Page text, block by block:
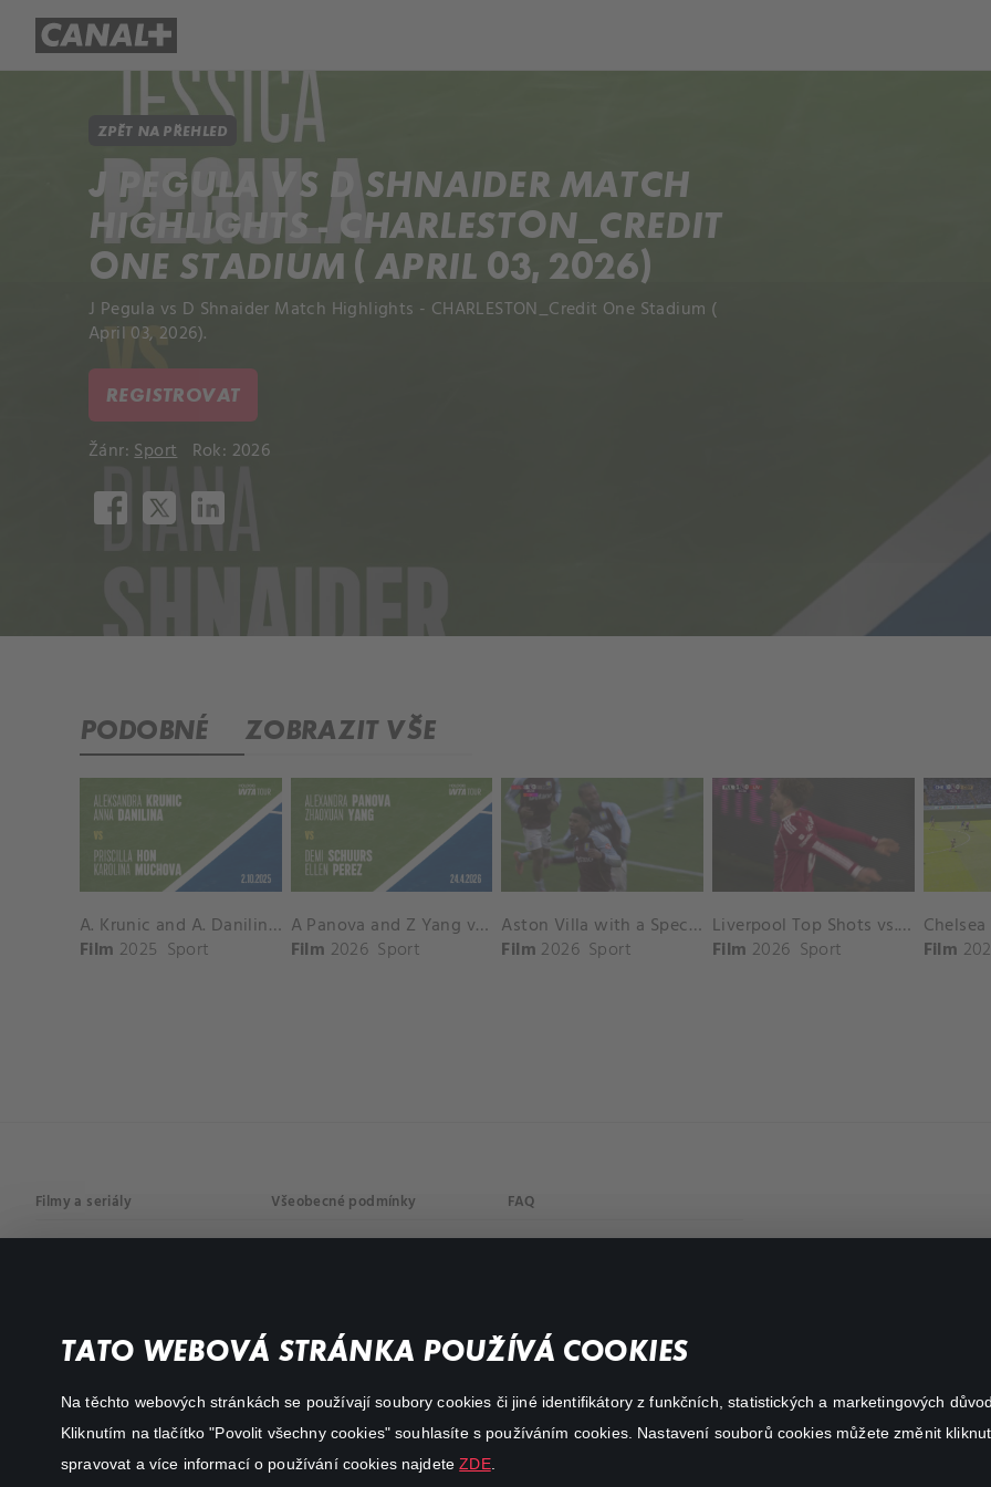
TATO WEBOVÁ STRÁNKA POUŽÍVÁ COOKIES
Na těchto webových stránkách se používají soubory cookies či jiné identifikátory z funkčních, statistických a marketingových
Kliknutím na tlačítko "Povolit všechny cookies" souhlasíte s používáním cookies. Nastavení souborů cookies můžete změnit
spravovat a více informací o používání cookies najdeteZDE.
ZPĚT NA PŘEHLED
J PEGULA VS D SHNAIDER MATCH
HIGHLIGHTS - CHARLESTON_CREDIT
ONE STADIUM ( APRIL 03, 2026)
J Pegula vs D Shnaider Match Highlights - CHARLESTON_Credit One Stadium (
April 03, 2026).
REGISTROVAT
Žánr:Sport Rok: 2026
PODOBNÉ ZOBRAZIT VŠE
A. Krunic and A. Danilina vs. P. Hon and K. Muchova Match Highlights - BEIJING_Capital Group Diamond ( October 02, 2025)
Film 2025 Sport
A Panova and Z Yang vs D Schuurs and E Perez Match Highlights - MADRID_Court 8 ( April 24, 2026)
Film 2026 Sport
Aston Villa with a Spectacular Goal vs. Nottingham Forest
Film 2026 Sport
Liverpool Top Shots vs. Fulham
Film 2026 Sport
Film
Filmy a seriály
Akční
Všeobecné podmínky FAQ